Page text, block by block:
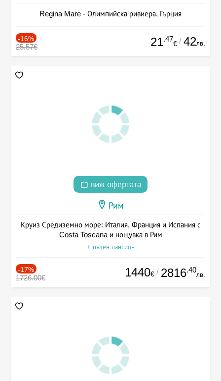
Regina Mare - Олимпийска ривиера, Гърция
-16%
25.57€ 21.47
€ / 42лв.
виж офертата
Рим
Круиз Средиземно море: Италия, Франция и Испания с
Costa Toscana и нощувка в Рим
+ пълен пансион
-17%
1726.00€ 1440€ / 2816.40
лв.